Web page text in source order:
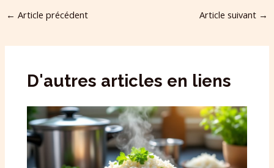
← Article précédent Article suivant →
D'autres articles en liens